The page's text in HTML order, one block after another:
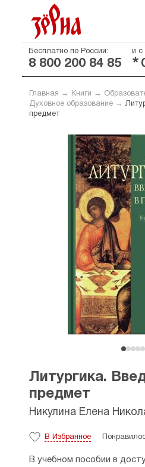
Бесплатно по России:
8 800 200 84 85
и с
*
Главная → Книги →
Духовное образование→
предмет
Литургика.
предмет
Никулина Елена
В Избранное
В учебном пособии в